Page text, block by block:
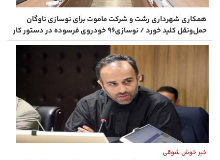
همکاری شهرداری رشت و شرکت ماموت برای نوسازی ناوگان
حمل‌ونقل کلید خورد / نوسازی۹۶ خودروی فرسوده در دستور کار
خبر خوش شوقی